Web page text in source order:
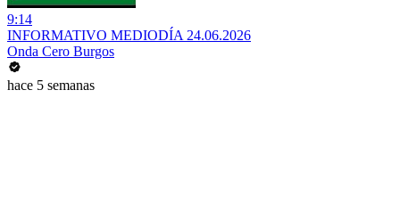
9:14
INFORMATIVO MEDIODÍA 24.06.2026
Onda Cero Burgos
hace 5 semanas